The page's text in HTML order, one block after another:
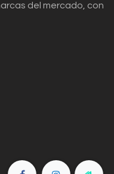
del mercado, con